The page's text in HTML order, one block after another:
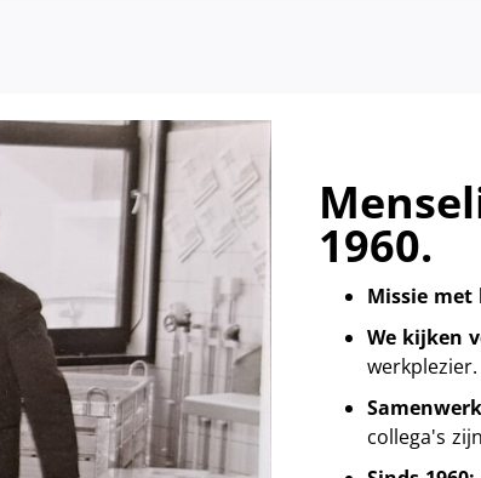
1960.
Missie met
We kijken
werkplezier.
collega's